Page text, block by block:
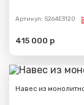
Артикул: S264E3120
415 000 р
Навес из